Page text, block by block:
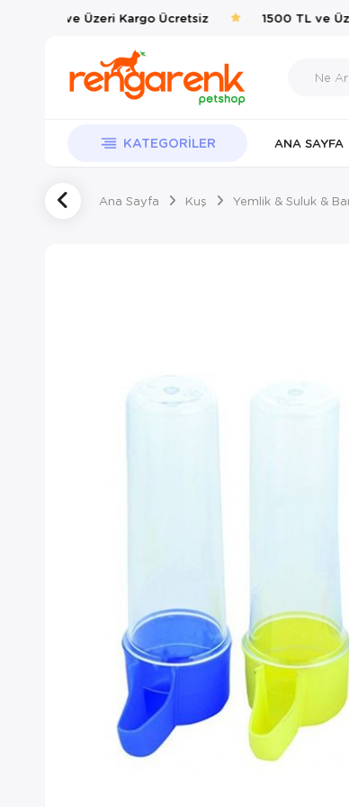
1500 TL ve Üzeri Kargo Ücretsiz 1500 TL ve
KATEGORILER ANA SAYFA
Ana Sayfa Kuş Yemlik & Suluk &